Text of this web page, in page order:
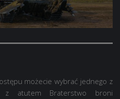
możecie wybrać jednego z
z atutem Braterstwo broni